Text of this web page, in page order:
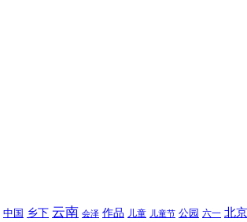
中国 乡下 云南 会泽 作品 儿童 儿童节 公园 六一 北京